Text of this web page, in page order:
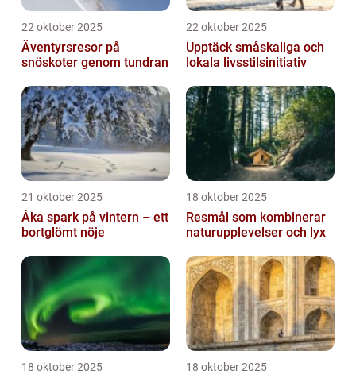
22 oktober 2025
Äventyrsresor på
snöskoter genom tundran
22 oktober 2025
Upptäck småskaliga och
lokala livsstilsinitiativ
21 oktober 2025
Åka spark på vintern – ett
bortglömt nöje
18 oktober 2025
Resmål som kombinerar
naturupplevelser och lyx
18 oktober 2025 18 oktober 2025